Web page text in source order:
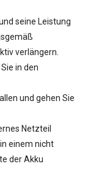
seine Leistung
verlängern.
in den
und gehen Sie
Netzteil
einem nicht
der Akku